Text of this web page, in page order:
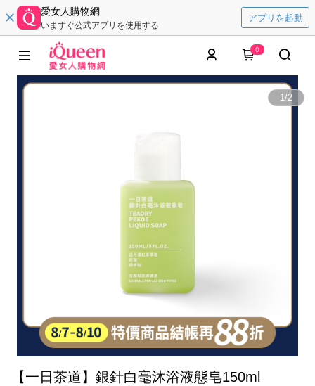
愛女人購物網
いますぐ公式アプリを使用する
アプリを起動
0
1/2
【一日茶道】銀針白毫沐浴液態皂150ml